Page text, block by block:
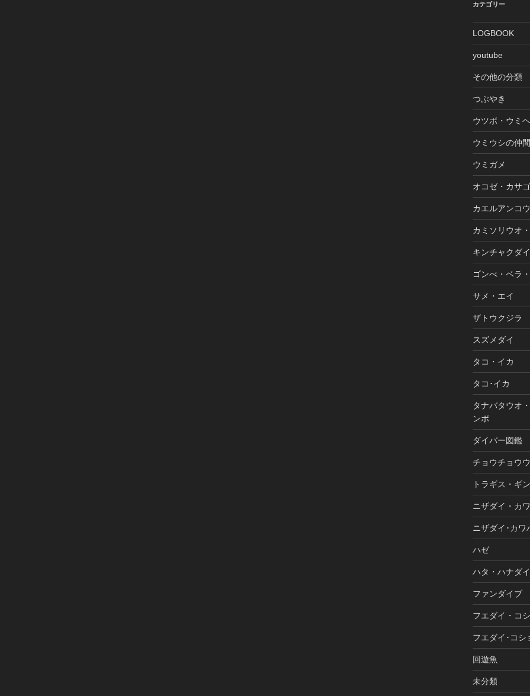
カテゴリー
LOGBOOK
youtube
その他の分類
つぶやき
ウツボ・ウミ
ウミウシの仲間
ウミガメ
オコゼ・カサゴ
カエルアンコウ
カミソリウオ
キンチャクダイ
ゴンべ・ベラ
サメ・エイ
ザトウクジラ
スズメダイ
タコ・イカ
タコ･イカ
タナバタウオ
ンポ
ダイバー図鑑
チョウチョウ
トラギス・ギ
ニザダイ・カ
ニザダイ･カワ
ハゼ
ハタ・ハナダイ
ファンダイブ
フエダイ・コ
フエダイ･コシ
回遊魚
未分類